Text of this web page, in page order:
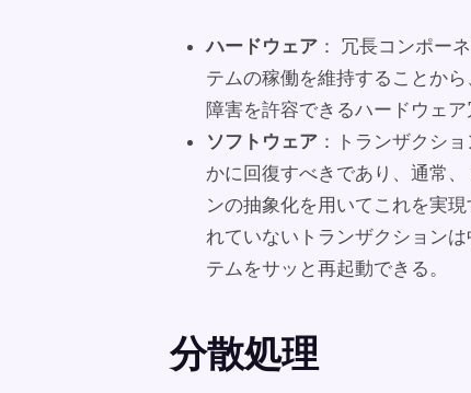
ハードウェア ： 冗長コンポー
テムの稼働を維持することか
障害を許容できるハードウェ
ソフトウェア ：トランザクシ
かに回復すべきであり、通常
ンの抽象化を用いてこれを実
れていないトランザクション
テムをサッと再起動できる。
分散処理